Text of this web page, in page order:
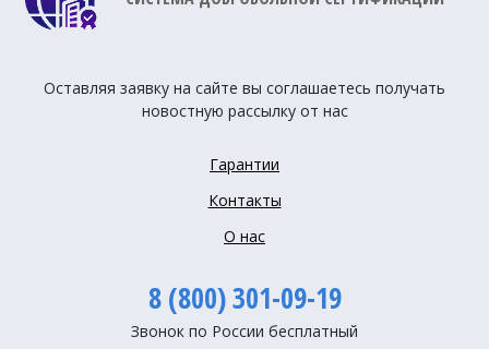
Оставляя заявку на сайте вы соглашаетесь получать
новостную рассылку от нас
Гарантии
Контакты
О нас
8 (800) 301-09-19
Звонок по России бесплатный